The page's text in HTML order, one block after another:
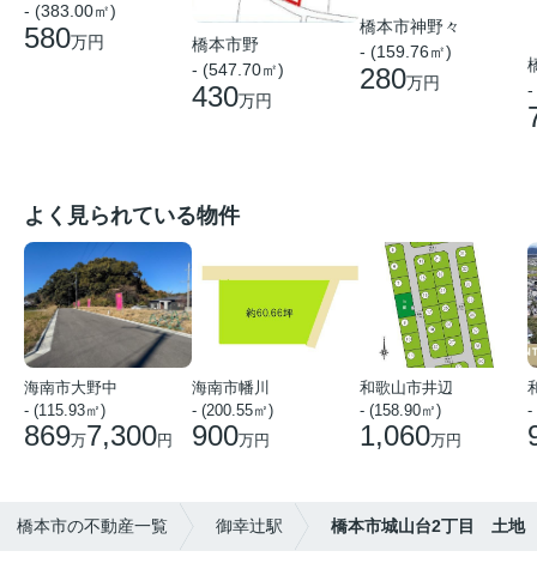
- (383.00㎡)
580万円
橋本市野
- (547.70㎡)
430万円
橋本市神野々
- (159.76㎡)
280万円
-
よく見られている物件
海南市大野中
- (115.93㎡)
869万7,300円
海南市幡川
- (200.55㎡)
900万円
和歌山市井辺
- (158.90㎡)
1,060万円
-
橋本市の不動産一覧 御幸辻駅 橋本市城山台2丁目 土地